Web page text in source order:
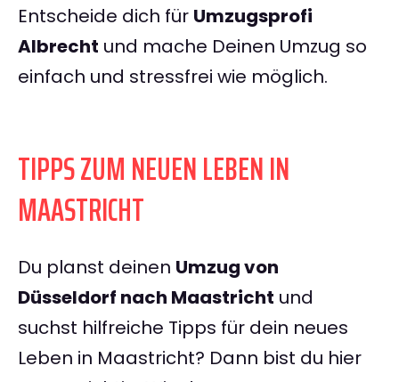
Entscheide dich für Umzugsprofi
Albrecht und mache Deinen Umzug so
einfach und stressfrei wie möglich.
TIPPS ZUM NEUEN LEBEN IN
MAASTRICHT
Du planst deinen Umzug von
Düsseldorf nach Maastricht und
suchst hilfreiche Tipps für dein neues
Leben in Maastricht? Dann bist du hier